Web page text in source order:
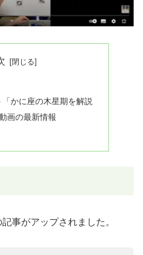
かに座の木星期を解説
画の最新情報
事がアップされました。